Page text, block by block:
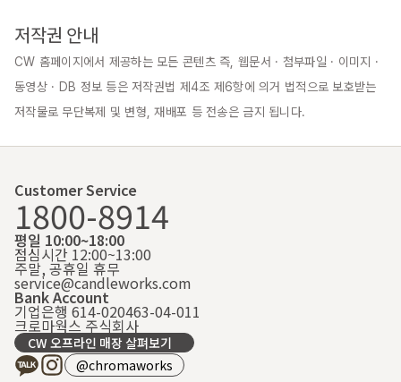
저작권 안내
CW 홈페이지에서 제공하는 모든 콘텐츠 즉, 웹문서 · 첨부파일 · 이미지 ·
동영상 · DB 정보 등은 저작권법 제4조 제6항에 의거 법적으로 보호받는
저작물로 무단복제 및 변형, 재배포 등 전송은 금지 됩니다.
Customer Service
1800-8914
평일 10:00~18:00
점심시간 12:00~13:00
주말, 공휴일 휴무
service@candleworks.com
Bank Account
기업은행 614-020463-04-011
크로마웍스 주식회사
CW 오프라인 매장 살펴보기
@chromaworks